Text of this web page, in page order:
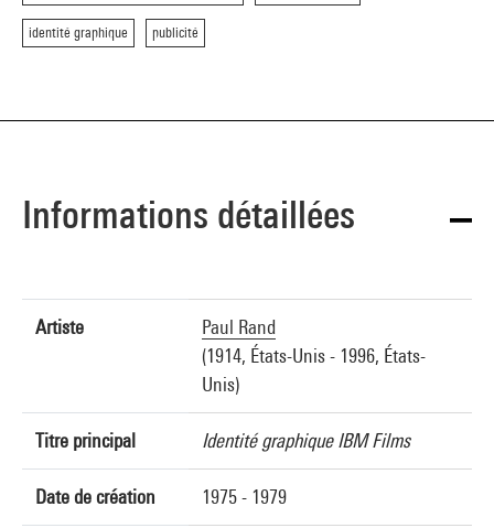
identité graphique publicité
Informations détaillées
Artiste
Paul Rand
(1914, États-Unis - 1996, États-
Unis)
Titre principal Identité graphique IBM Films
Date de création 1975 - 1979